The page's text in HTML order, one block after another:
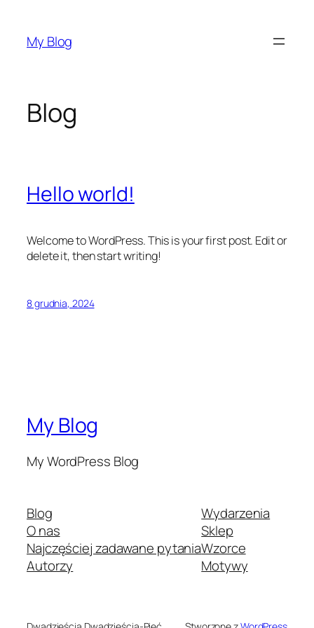
treściMy Blog
Blog
Hello world!
Welcome to WordPress. This is your first post. Edit or
delete it, then start writing!
8 grudnia, 2024
My Blog
My WordPress Blog
Blog
O nas
Najczęściej zadawane pytania
Autorzy
Wydarzenia
Sklep
Wzorce
Motywy